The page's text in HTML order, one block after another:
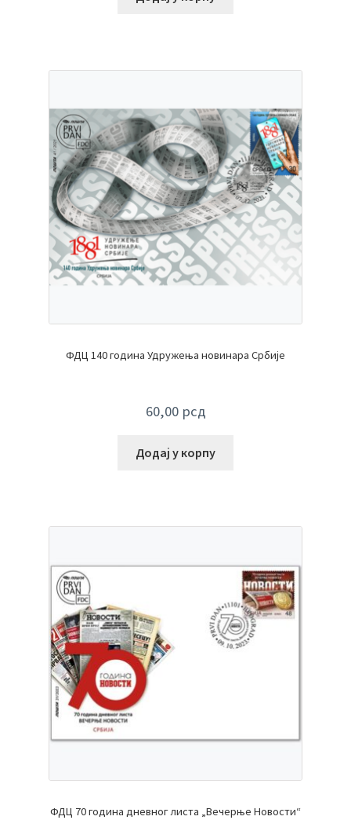
ФДЦ 140 година Удружења новинара Србије
60,00 рсд
Додај у корпу
ФДЦ 70 година дневног листа „Вечерње Новости“